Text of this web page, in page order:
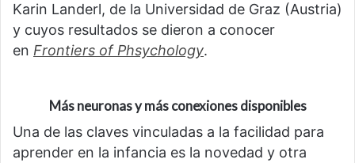
Karin Landerl, de la Universidad de Graz (Austria)
y cuyos resultados se dieron a conocer
en Frontiers of Phsychology.
Más neuronas y más conexiones disponibles
Una de las claves vinculadas a la facilidad para
aprender en la infancia es la novedad y otra